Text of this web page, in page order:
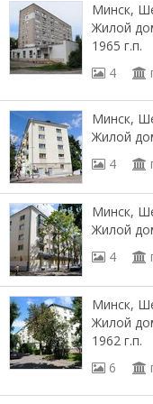
Минск,
Жилой
1965 г.п.
4
Минск,
Жилой
4
Минск,
Жилой
4
Минск,
Жилой
1962 г.п.
6